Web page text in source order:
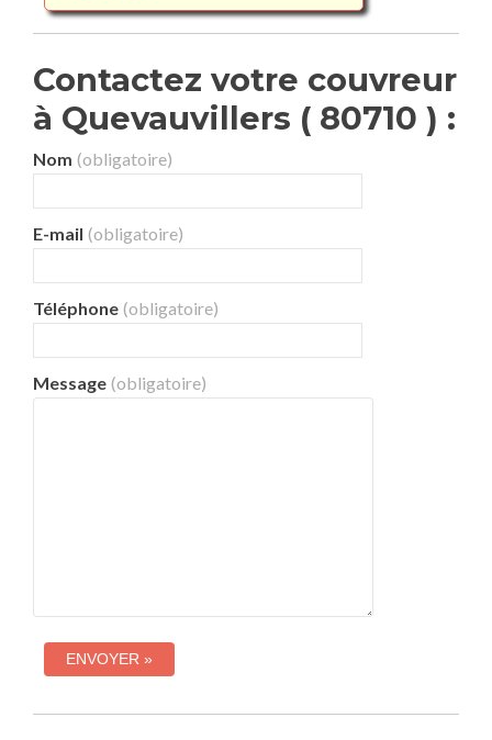
Contactez votre couvreur
à Quevauvillers ( 80710 ) :
Nom (obligatoire)
E-mail (obligatoire)
Téléphone (obligatoire)
Message (obligatoire)